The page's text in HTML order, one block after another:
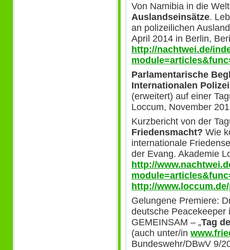
Von Namibia in die
Auslandseinsätze.
an polizeilichen
April 2014 in Berlin,
http://nachtwei.de/
Parlamentarische
Internationalen
(erweitert) auf einer
Loccum, November
Kurzbericht von der
Friedensmacht? Wie
internationale
der Evang. Akademie
http://
http://
Gelungene Premiere:
deutsche Peacekeeper
GEMEINSAM – „Tag
(auch unter/in
Bundeswehr/DBwV 9/